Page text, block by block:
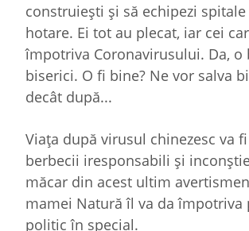
construieşti şi să echipezi
hotare. Ei tot au plecat, iar cei
împotriva Coronavirusului. Da,
biserici. O fi bine? Ne vor salva
decât după...
Viaţa după virusul chinezesc va
berbecii iresponsabili şi
măcar din acest ultim
mamei Natură îl va da
politic în special.